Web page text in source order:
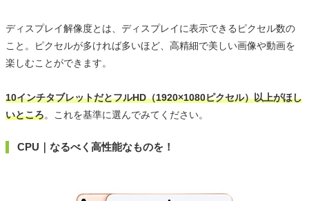
ディスプレイ解像度とは、ディスプレイに表示できるピクセル数の
こと。ピクセルが多ければ多いほど、高精細で美しい画像や動画を
楽しむことができます。
10インチタブレットだとフルHD（1920×1080ピクセル）以上がほし
いところ。これを基準に選んでみてください。
CPU｜なるべく高性能なものを！